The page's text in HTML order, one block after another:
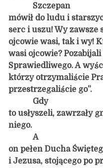
Szczepan
mówił do ludu i
serc i uszu! Wy
ojcowie wasi, tak i wy!
wasi ojcowie?
Sprawiedliwego. A
którzy otrzymaliście
przestrzegaliście go”.
Gdy
to usłyszeli, zawrzały
niego.
A
on pełen Ducha
i Jezusa, stojącego po